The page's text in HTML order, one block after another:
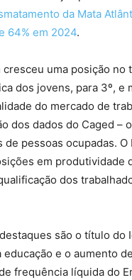
da Mata
64% em 2024.
cresceu uma posição no
dos jovens, para 3º, e
do mercado de
dos dados do Caged –
de pessoas ocupadas. O
em produtividade
dos
são o título do
educação e o aumento
frequência líquida do